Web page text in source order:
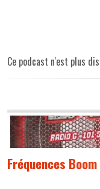
Ce podcast n'est plus
Fréquences